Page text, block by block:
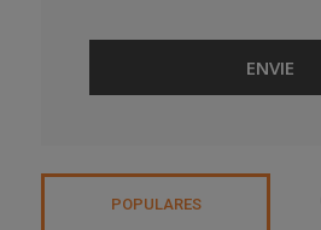
POPULARES